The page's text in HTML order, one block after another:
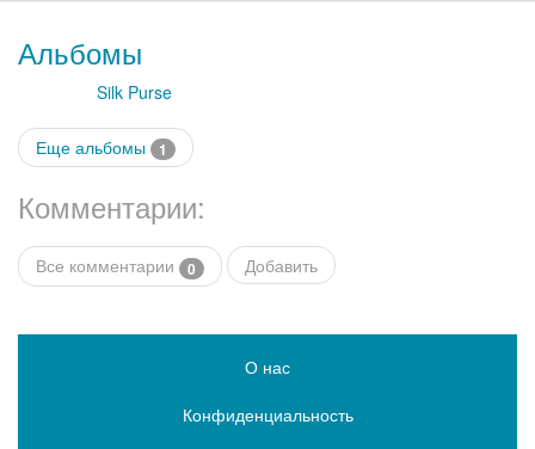
Альбомы
Silk Purse
Еще альбомы 1
Комментарии:
Все комментарии 0 Добавить
О нас
Конфиденциальность